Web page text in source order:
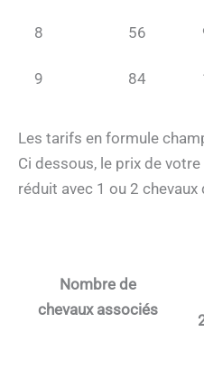
8 56
9 84
Les tarifs en formule
Ci dessous, le prix de
réduit avec 1 ou 2 chevaux
Nombre de
chevaux associés